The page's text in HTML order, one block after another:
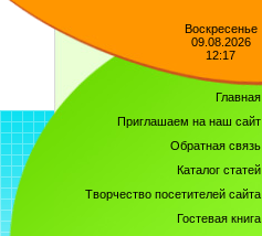
Воскресенье
09.08.2026
12:17
Главная
Приглашаем на наш сайт
Обратная связь
Каталог статей
Творчество посетителей сайта
Гостевая книга